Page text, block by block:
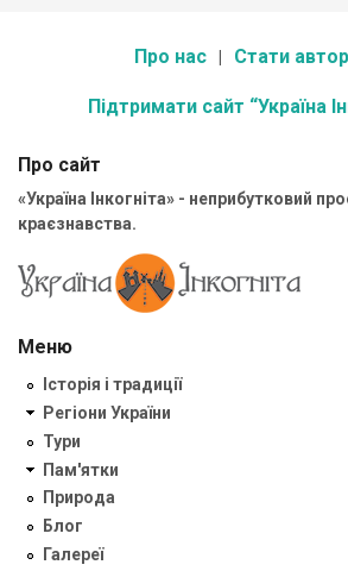
Про нас Стати
Підтримати сайт “Україна
Про сайт
«Україна Інкогніта» - неприбутковий
краєзнавства.
Меню
Історія і традиції
Регіони України
Тури
Пам'ятки
Природа
Блог
Галереї